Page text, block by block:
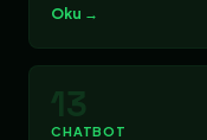
Oku →
13
CHATBOT